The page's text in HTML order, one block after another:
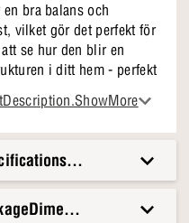
bra balans och
vilket gör det perfekt för
se hur den blir en
i ditt hem - perfekt
för mycket plats